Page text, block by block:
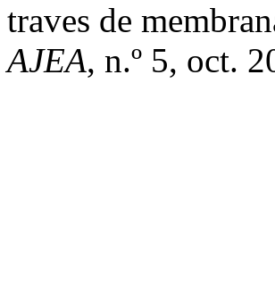
traves de
AJEA, n.º 5, oct.